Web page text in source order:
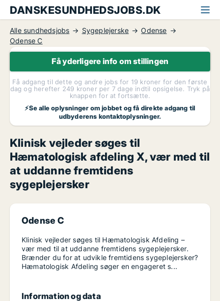
DANSKESUNDHEDSJOBS.DK
Alle sundhedsjobs Sygeplejerske
Odense
Odense C
Få yderligere info om stillingen
Få adgang til dette og andre jobs for 19 kroner for den første
dag og herefter 249 kroner per 7 dage indtil opsigelse. Tryk på
knappen for at fortsætte.
⚡Se alle oplysninger om jobbet og få direkte adgang til
udbyderens kontaktoplysninger.
Klinisk vejleder søges til
Hæmatologisk afdeling X, vær med til
at uddanne fremtidens
sygeplejersker
Odense C
Klinisk vejleder søges til Hæmatologisk Afdeling –
vær med til at uddanne fremtidens sygeplejersker.
Brænder du for at udvikle fremtidens sygeplejersker?
Hæmatologisk Afdeling søger en engageret s...
Information og data